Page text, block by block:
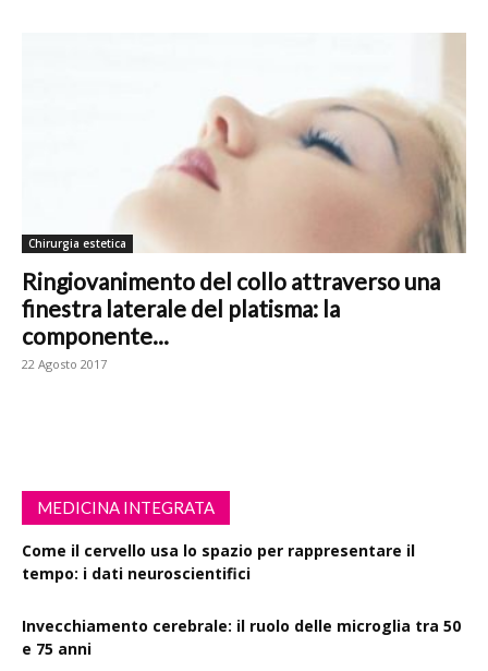
Chirurgia estetica
Ringiovanimento del collo attraverso una
finestra laterale del platisma: la
componente...
22 Agosto 2017
MEDICINA INTEGRATA
Come il cervello usa lo spazio per rappresentare il
tempo: i dati neuroscientifici
Invecchiamento cerebrale: il ruolo delle microglia tra 50
e 75 anni